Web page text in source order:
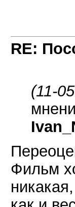
RE:
(11-
Фильм
никакая,